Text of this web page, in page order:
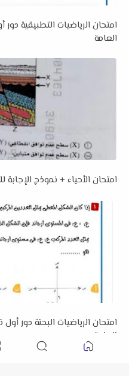
العامة
امتحان الأحياء + نموذج الإجابة
العامة